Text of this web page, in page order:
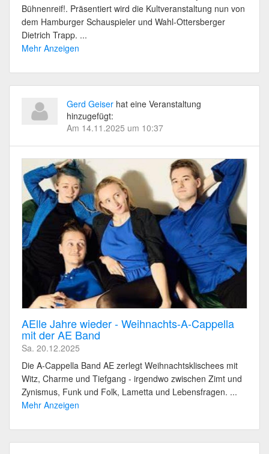
Bühnenreif!. Präsentiert wird die Kultveranstaltung nun von
dem Hamburger Schauspieler und Wahl-Ottersberger
Dietrich Trapp. ...
Mehr Anzeigen
Gerd Geiser hat eine Veranstaltung
hinzugefügt:
Am 14.11.2025 um 10:37
AElle Jahre wieder - Weihnachts-A-Cappella
mit der AE Band
Sa. 20.12.2025
Die A-Cappella Band AE zerlegt Weihnachtsklischees mit
Witz, Charme und Tiefgang - irgendwo zwischen Zimt und
Zynismus, Funk und Folk, Lametta und Lebensfragen. ...
Mehr Anzeigen